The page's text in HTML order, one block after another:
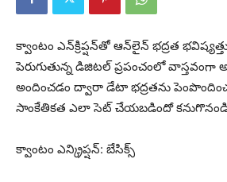
క్వాంటం ఎన్‌క్రిప్షన్‌తో ఆన్‌లైన్ భద్రత
పెరుగుతున్న డిజిటల్ ప్రపంచంలో వాస్తవంగా
అందించడం ద్వారా డేటా భద్రతను
సాంకేతికత ఎలా సెట్ చేయబడిందో
క్వాంటం ఎన్క్రిప్షన్: బేసిక్స్